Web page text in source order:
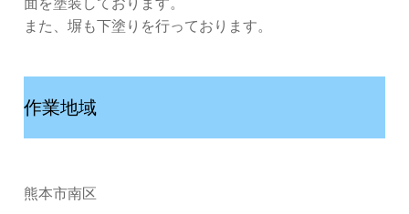
面を塗装しております。
また、塀も下塗りを行っております。
作業地域
熊本市南区